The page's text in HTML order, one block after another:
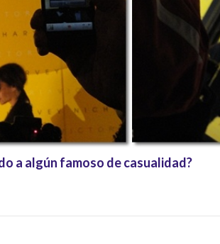
a algún famoso de casualidad?